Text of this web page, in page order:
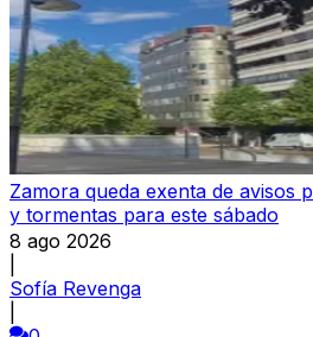
Zamora queda exenta de avisos
y tormentas para este sábado
8 ago 2026
Sofía Revenga